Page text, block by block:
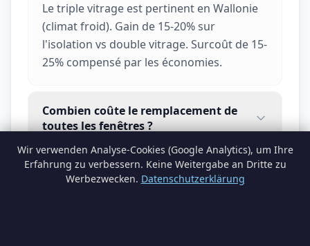
Wir verwenden Analyse-Cookies (Google Analytics), um Ihre
Erfahrung zu verbessern. Keine Weitergabe an Dritte zu
Werbezwecken. Datenschutzerklärung
Le triple vitrage est pertinent en Wallonie
(climat froid). Gain de 15-20% sur
l'isolation vs double vitrage. Surcoût de 15-
25% compensé par les économies.
Combien coûte le remplacement de
toutes les fenêtres ?
Pour une maison avec 10 fenêtres en PVC
double vitrage : 8.000-15.000€. Avec porte